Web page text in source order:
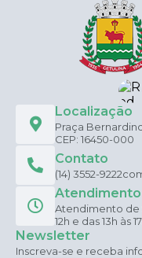
Localização
Praça
CEP: 16450-000
Contato
(14) 3552-9222
Atendimento
Atendimento de
12h e das 13h às
Newsletter
Inscreva-se e receba